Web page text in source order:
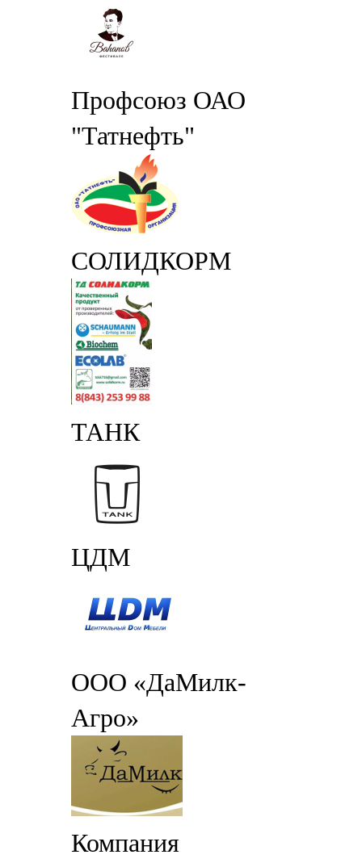
Профсоюз ОАО
"Татнефть"
СОЛИДКОРМ
ТАНК
ЦДМ
ООО «ДаМилк-
Агро»
Компания